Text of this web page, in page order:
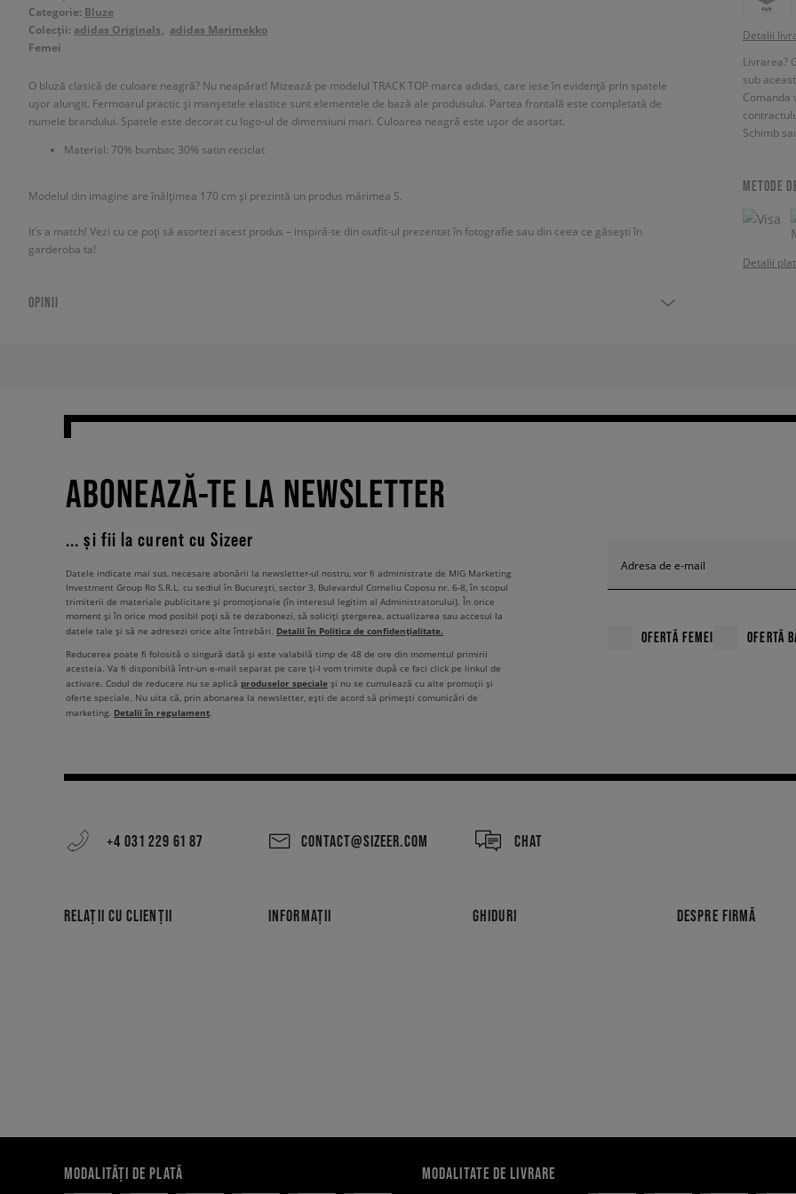
Categorie: Bluze
Colecții: adidas Originals
adidas Marimekko
Femei
O bluză clasică de culoare neagră? Nu neapărat! Mizează pe modelul TRACK TOP marca adidas, care iese în evidență prin spatele
ușor alungit. Fermoarul practic și manșetele elastice sunt elementele de bază ale produsului. Partea frontală este completată de
numele brandului. Spatele este decorat cu logo-ul de dimensiuni mari. Culoarea neagră este ușor de asortat.
Material: 70% bumbac 30% satin reciclat
Modelul din imagine are înălțimea 170 cm și prezintă un produs mărimea S.
It’s a match! Vezi cu ce poți să asortezi acest produs – inspiră-te din outfit-ul prezentat în fotografie sau din ceea ce găsești în
garderoba ta!
OPINII
Detalii
Livrarea?
sub
Comanda
Schimb
METODE
Detalii
ABONEAZĂ-TE LA NEWSLETTER
... și fii la curent cu Sizeer
Adresa de e-mail
OFERTĂ FEMEI OFERTĂ
Datele indicate mai sus, necesare abonării la newsletter-ul nostru, vor fi administrate de MIG Marketing
Investment Group Ro S.R.L. cu sediul în București, sector 3, Bulevardul Corneliu Coposu nr. 6-8, în scopul
trimiterii de materiale publicitare și promoționale (în interesul legitim al Administratorului). În orice
moment și în orice mod posibil poți să te dezabonezi, să soliciți ștergerea, actualizarea sau accesul la
datele tale și să ne adresezi orice alte întrebări. Detalii în Politica de confidențialitate.
Reducerea poate fi folosită o singură dată și este valabilă timp de 48 de ore din momentul primirii
acesteia. Va fi disponibilă într-un e-mail separat pe care ți-l vom trimite după ce faci click pe linkul de
activare. Codul de reducere nu se aplică produselor speciale și nu se cumulează cu alte promoții și
oferte speciale. Nu uita că, prin abonarea la newsletter, ești de acord să primești comunicări de
marketing. Detalii în regulament.
+4 031 229 61 87 CONTACT@SIZEER.COM CHAT
RELAȚII CU CLIENȚII INFORMAȚII GHIDURI DESPRE FIRMĂ
MODALITĂȚI DE PLATĂ MODALITATE DE LIVRARE